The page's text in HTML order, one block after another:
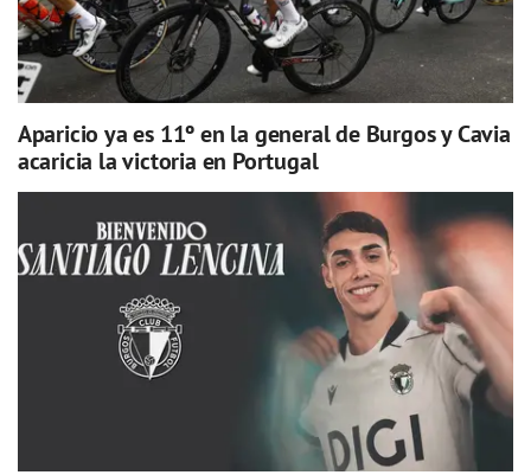
Aparicio ya es 11º en la general de Burgos y Cavia
acaricia la victoria en Portugal